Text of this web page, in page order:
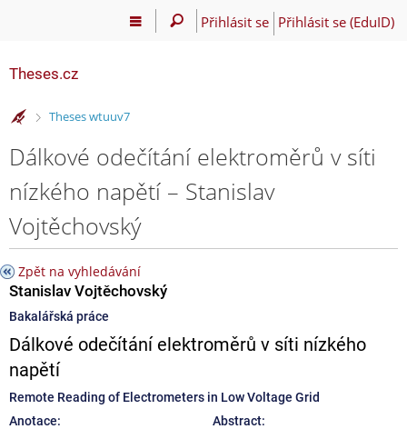
Přihlásit se Přihlásit se (EduID)
Theses.cz
>
Theses wtuuv7
Dálkové odečítání elektroměrů v síti
nízkého napětí – Stanislav
Vojtěchovský
Zpět na vyhledávání
Stanislav Vojtěchovský
Bakalářská práce
Dálkové odečítání elektroměrů v síti nízkého
napětí
Remote Reading of Electrometers in Low Voltage Grid
Anotace:
Abstract: